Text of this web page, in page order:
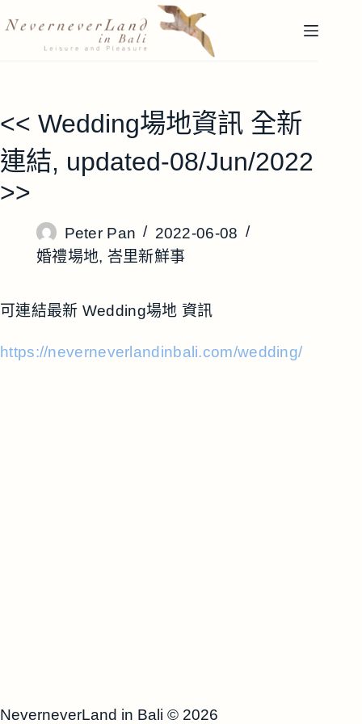
至
容
<< Wedding場地資訊 全新
連結, updated-08/Jun/2022
>>
Peter Pan
2022-06-08
婚禮場地, 峇里新鮮事
可連結最新 Wedding場地 資訊
https://neverneverlandinbali.com/wedding/
NeverneverLand in Bali © 2026